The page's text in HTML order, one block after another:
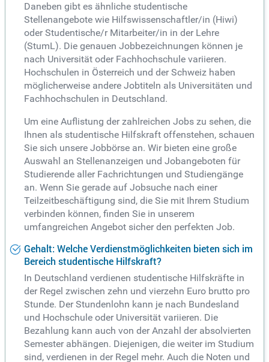
Daneben gibt es ähnliche studentische
Stellenangebote wie Hilfswissenschaftler/in (Hiwi)
oder Studentische/r Mitarbeiter/in in der Lehre
(StumL). Die genauen Jobbezeichnungen können je
nach Universität oder Fachhochschule variieren.
Hochschulen in Österreich und der Schweiz haben
möglicherweise andere Jobtiteln als Universitäten und
Fachhochschulen in Deutschland.
Um eine Auflistung der zahlreichen Jobs zu sehen, die
Ihnen als studentische Hilfskraft offenstehen, schauen
Sie sich unsere Jobbörse an. Wir bieten eine große
Auswahl an Stellenanzeigen und Jobangeboten für
Studierende aller Fachrichtungen und Studiengänge
an. Wenn Sie gerade auf Jobsuche nach einer
Teilzeitbeschäftigung sind, die Sie mit Ihrem Studium
verbinden können, finden Sie in unserem
umfangreichen Angebot sicher den perfekten Job.
Gehalt: Welche Verdienstmöglichkeiten bieten sich im
Bereich studentische Hilfskraft?
In Deutschland verdienen studentische Hilfskräfte in
der Regel zwischen zehn und vierzehn Euro brutto pro
Stunde. Der Stundenlohn kann je nach Bundesland
und Hochschule oder Universität variieren. Die
Bezahlung kann auch von der Anzahl der absolvierten
Semester abhängen. Diejenigen, die weiter im Studium
sind, verdienen in der Regel mehr. Auch die Noten und